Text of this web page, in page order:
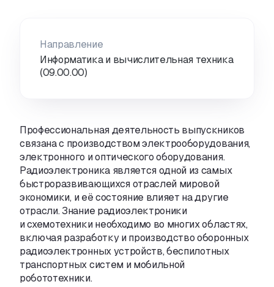
Профессиональная деятельность выпускников
связана с производством электрооборудования,
электронного и оптического оборудования.
Радиоэлектроника является одной из самых
быстроразвивающихся отраслей мировой
экономики, и её состояние влияет на другие
отрасли. Знание радиоэлектроники
и схемотехники необходимо во многих областях,
включая разработку и производство оборонных
радиоэлектронных устройств,беспилотных
транспортных систем и мобильной
робототехники.
Направление
Информатика и вычислительная техника
(09.00.00)